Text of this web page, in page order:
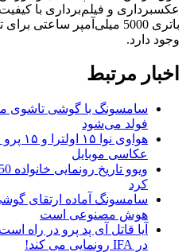
عکسبرداری و فیلم‌برداری با
باتری 5000 میلی‌آمپر
وجود دارد.
اخبار مرتبط
سامسونگ با گوشی تاشوی
فولد می‌شود
هواوی
عکاسی موبایل
کرد
سامسونگ آماده ارتقای
هوش مصنوعی است
آیا قاتل آی پد پرو در راه
در IFA رونمایی می کند!